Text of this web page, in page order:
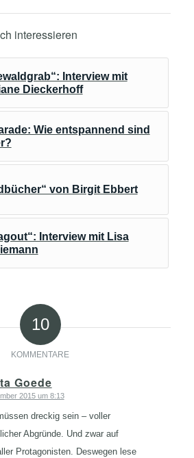
interessieren
Interview mit
Dieckerhoff
Wie entspannend sind
von Birgit Ebbert
Interview mit Lisa
10
KOMMENTARE
Goede
2015 um 8:13
dreckig sein – voller
Abgründe. Und zwar auf
Protagonisten. Deswegen lese